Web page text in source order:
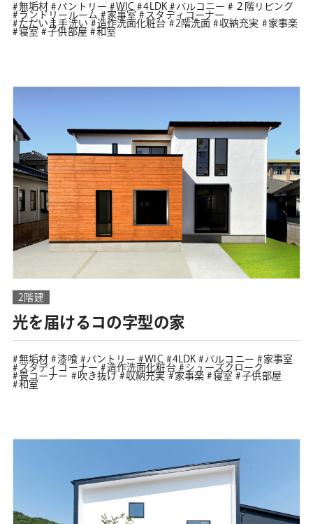
無垢材 パントリー WIC 4LDK バルコニー
２階リビング
ランドリールーム
家事室
スタディコーナー
ただいま手洗い
造作洗面化粧台 2階洗面 収納充実
家事楽
寝室
子供部屋 和室
2階建
光を届けるコの字型の家
無垢材 漆喰 パントリー WIC 4LDK バルコニー
家事室
スタディコーナー
造作洗面化粧台
シューズクローク
畳コーナー
吹き抜け 収納充実 家事楽 寝室
子供部屋
和室